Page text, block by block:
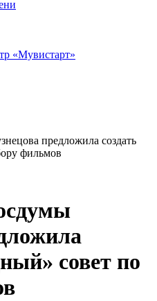
«Мувистарт»
предложила создать
фильмов
совет по